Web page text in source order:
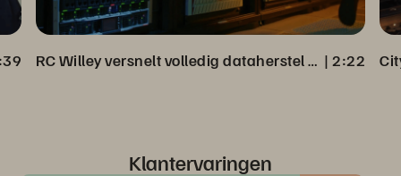
RC Willey versnelt volledig dataherstel vanuit Veeam Back-up | 2:22
Klantervaringen